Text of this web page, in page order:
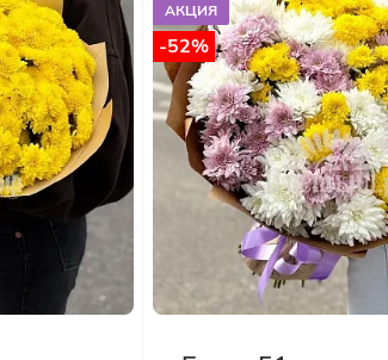
-52%
АКЦИЯ